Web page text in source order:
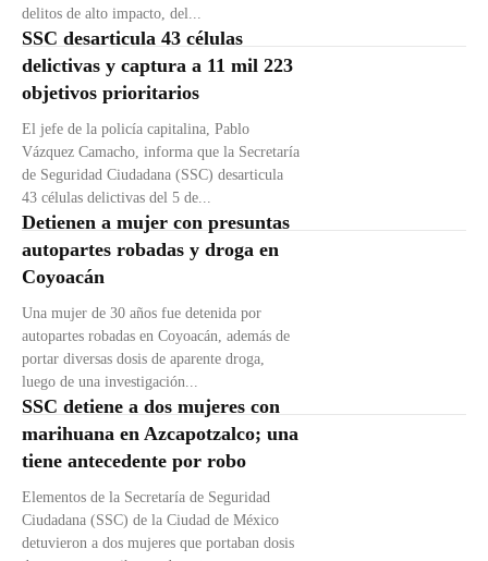
delitos de alto impacto, del...
SSC desarticula 43 células
delictivas y captura a 11 mil 223
objetivos prioritarios
El jefe de la policía capitalina, Pablo
Vázquez Camacho, informa que la Secretaría
de Seguridad Ciudadana (SSC) desarticula
43 células delictivas del 5 de...
Detienen a mujer con presuntas
autopartes robadas y droga en
Coyoacán
Una mujer de 30 años fue detenida por
autopartes robadas en Coyoacán, además de
portar diversas dosis de aparente droga,
luego de una investigación...
SSC detiene a dos mujeres con
marihuana en Azcapotzalco; una
tiene antecedente por robo
Elementos de la Secretaría de Seguridad
Ciudadana (SSC) de la Ciudad de México
detuvieron a dos mujeres que portaban dosis